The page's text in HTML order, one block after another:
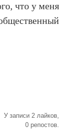
что у меня
У записи 2 лайков,
0 репостов.